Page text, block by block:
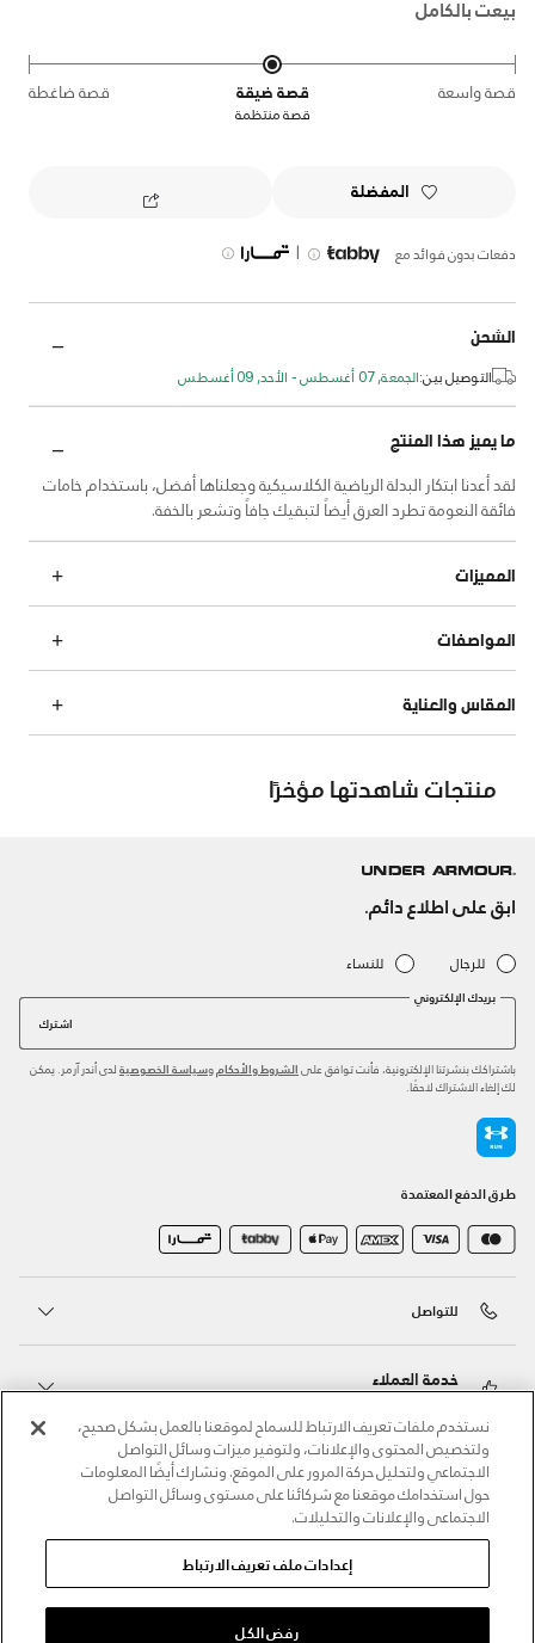
بيعت بالكامل
قصة واسعة قصة ضيقة قصة ضاغطة
قصة منتظمة
المفضلة
دفعات بدون فوائد مع |
الشحن
التوصيل بين:الجمعة, 07 أغسطس - الأحد, 09 أغسطس
ما يميز هذا المنتج
لقد أعدنا ابتكار البدلة الرياضية الكلاسيكية وجعلناها أفضل، باستخدام خامات
فائقة النعومة تطرد العرق أيضاً لتبقيك جافاً وتشعر بالخفة.
المميزات
المواصفات
المقاس والعناية
منتجات شاهدتها مؤخرًا
ابق على اطلاع دائم.
للرجال للنساء
بريدك الإلكتروني
اشترك
باشتراكك بنشرتنا الإلكترونية، فأنت توافق على الشروط والأحكام وسياسة الخصوصية لدى أندر آرمر. يمكن
لك إلغاء الاشتراك لاحقًا.
طرق الدفع المعتمدة
للتواصل
خدمة العملاء
حول أندر آرمر
أندر آرمر على الشبكات الاجتماعية
نستخدم ملفات تعريف الارتباط للسماح لموقعنا بالعمل بشكل صحيح،
ولتخصيص المحتوى والإعلانات، ولتوفير ميزات وسائل التواصل
الاجتماعي ولتحليل حركة المرور على الموقع. ونشارك أيضًا المعلومات
حول استخدامك موقعنا مع شركائنا على مستوى وسائل التواصل
الاجتماعي والإعلانات والتحليلات.
إعدادات ملف تعريف الارتباط
رفض الكل